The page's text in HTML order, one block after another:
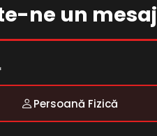
ne un mesaj
Persoană Fizică